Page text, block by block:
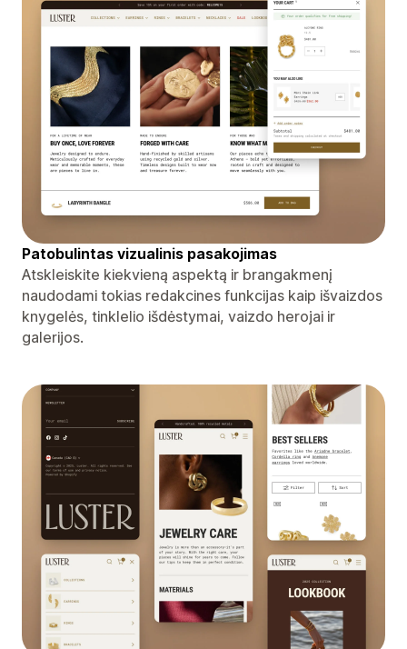
Patobulintas vizualinis pasakojimas
Atskleiskite kiekvieną aspektą ir brangakmenį
naudodami tokias redakcines funkcijas kaip išvaizdos
knygelės, tinklelio išdėstymai, vaizdo herojai ir
galerijos.